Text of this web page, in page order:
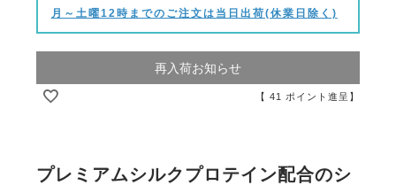
月～土曜12時までのご注文は当日出荷(休業日除く)
再入荷お知らせ
【 41 ポイント進呈】
プレミアムシルクプロテイン配合のシ